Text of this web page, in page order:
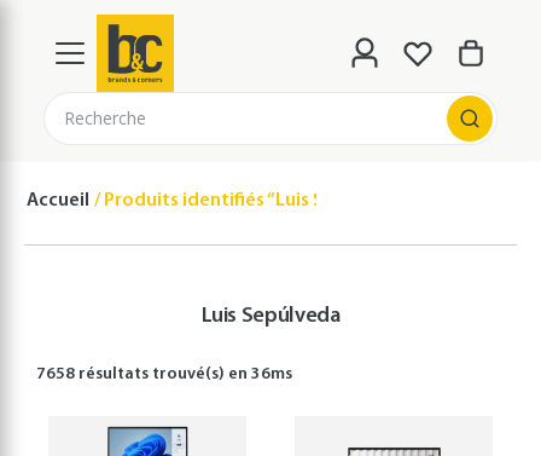
Recherche
Accueil Produits identifiés “Luis Sepúlveda”
Luis Sepúlveda
7658 résultats trouvé(s) en36ms